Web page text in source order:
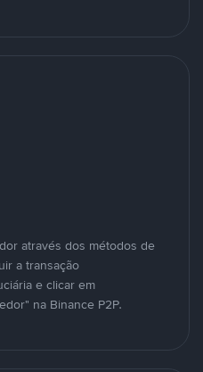
através dos métodos de
a transação
e clicar em
na Binance P2P.